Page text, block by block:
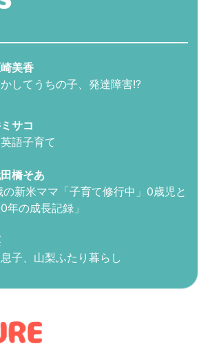
美香
してうちの子、発達障害!?
サコ
語子育て
橋そあ
新米ママ「子育て修行中」0歳児と
年の成長記録」
子、山梨ふたり暮らし